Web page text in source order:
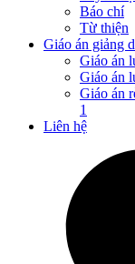
Báo chí
Từ thiện
Giáo án giảng
Giáo án
Giáo án
Giáo án
1
Liên hệ